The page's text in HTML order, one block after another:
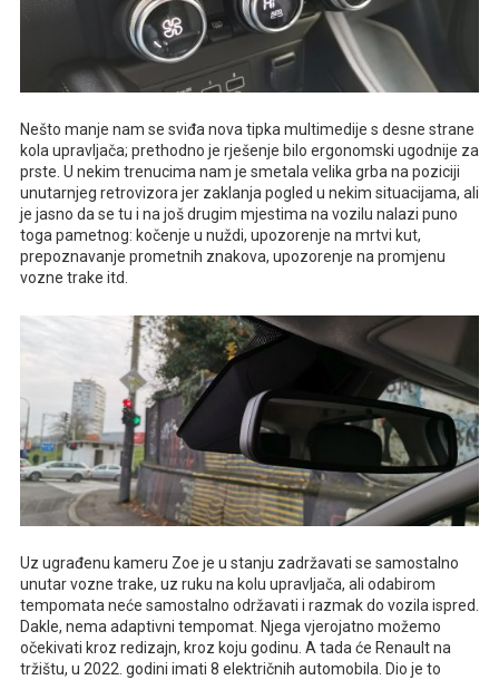
Nešto manje nam se sviđa nova tipka multimedije s desne strane
kola upravljača; prethodno je rješenje bilo ergonomski ugodnije za
prste. U nekim trenucima nam je smetala velika grba na poziciji
unutarnjeg retrovizora jer zaklanja pogled u nekim situacijama, ali
je jasno da se tu i na još drugim mjestima na vozilu nalazi puno
toga pametnog: kočenje u nuždi, upozorenje na mrtvi kut,
prepoznavanje prometnih znakova, upozorenje na promjenu
vozne trake itd.
Uz ugrađenu kameru Zoe je u stanju zadržavati se samostalno
unutar vozne trake, uz ruku na kolu upravljača, ali odabirom
tempomata neće samostalno održavati i razmak do vozila ispred.
Dakle, nema adaptivni tempomat. Njega vjerojatno možemo
očekivati kroz redizajn, kroz koju godinu. A tada će Renault na
tržištu, u 2022. godini imati 8 električnih automobila. Dio je to